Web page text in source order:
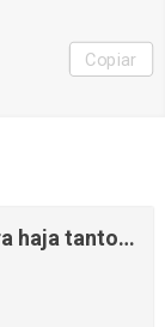
Copiar
haja tanto…